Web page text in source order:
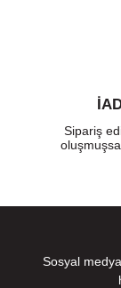
Sipariş
Sosyal